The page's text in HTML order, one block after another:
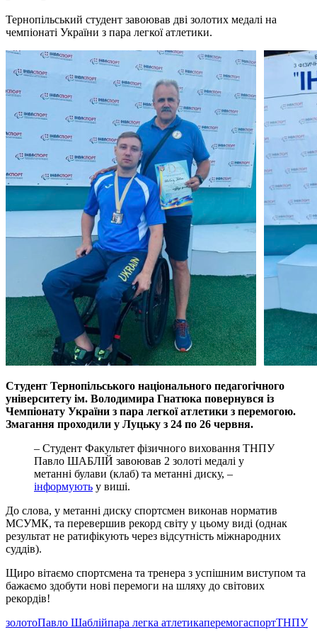
Тернопільський студент завоював дві золотих медалі на
чемпіонаті України з пара легкої атлетики.
Студент Тернопільського національного педагогічного
університету ім. Володимира Гнатюка повернувся із
Чемпіонату України з пара легкої атлетики з перемогою.
Змагання проходили у Луцьку з 24 по 26 червня.
– Студент Факультет фізичного виховання ТНПУ
Павло ШАБЛІЙ завоював 2 золоті медалі у
метанні булави (клаб) та метанні диску, –
інформують у виші.
До слова, у метанні диску спортсмен виконав норматив
МСУМК, та перевершив рекорд світу у цьому виді (однак
результат не ратифікують через відсутність міжнародних
суддів).
Щиро вітаємо спортсмена та тренера з успішним виступом та
бажаємо здобути нові перемоги на шляху до світових
рекордів!
золотоПавло Шаблійпара легка атлетикаперемогаспортТНПУ